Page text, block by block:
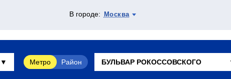
В городе: Москва
Метро Район